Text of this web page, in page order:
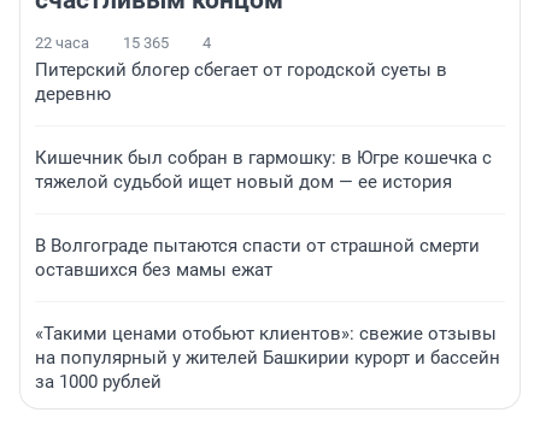
22 часа 15 365 4
Питерский блогер сбегает от городской суеты в
деревню
Кишечник был собран в гармошку: в Югре кошечка с
тяжелой судьбой ищет новый дом — ее история
В Волгограде пытаются спасти от страшной смерти
оставшихся без мамы ежат
«Такими ценами отобьют клиентов»: свежие отзывы
на популярный у жителей Башкирии курорт и бассейн
за 1000 рублей